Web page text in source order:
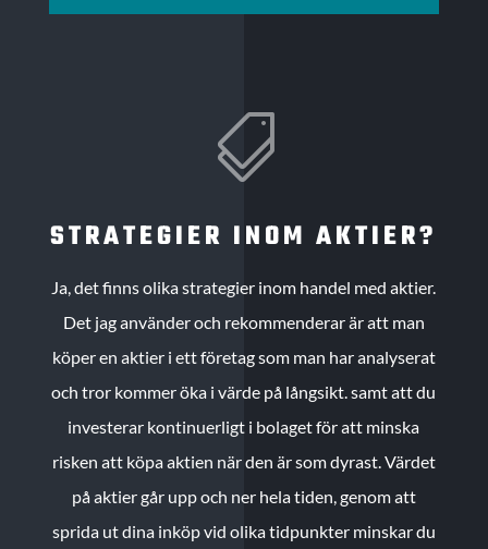

STRATEGIER INOM AKTIER?
Ja, det finns olika strategier inom handel med aktier.
Det jag använder och rekommenderar är att man
köper en aktier i ett företag som man har analyserat
och tror kommer öka i värde på långsikt. samt att du
investerar kontinuerligt i bolaget för att minska
risken att köpa aktien när den är som dyrast. Värdet
på aktier går upp och ner hela tiden, genom att
sprida ut dina inköp vid olika tidpunkter minskar du